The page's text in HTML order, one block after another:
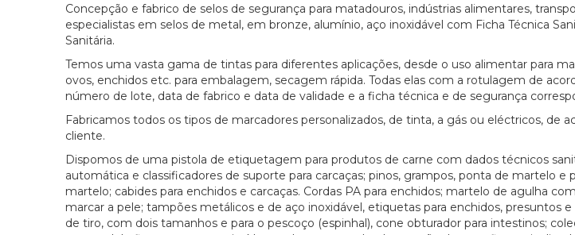
Concepção e fabrico de selos de segurança para matadouros, indústrias alimentares,
especialistas em selos de metal, em bronze, alumínio, aço inoxidável com Ficha Técnica
Sanitária.
Temos uma vasta gama de tintas para diferentes aplicações, desde o uso alimentar para
ovos, enchidos etc. para embalagem, secagem rápida. Todas elas com a rotulagem de
número de lote, data de fabrico e data de validade e a ficha técnica e de segurança
Fabricamos todos os tipos de marcadores personalizados, de tinta, a gás ou eléctricos, de
cliente.
Dispomos de uma pistola de etiquetagem para produtos de carne com dados técnicos
automática e classificadores de suporte para carcaças; pinos, grampos, ponta de martelo e
martelo; cabides para enchidos e carcaças. Cordas PA para enchidos; martelo de agulha
marcar a pele; tampões metálicos e de aço inoxidável, etiquetas para enchidos, presuntos
de tiro, com dois tamanhos e para o pescoço (espinhal), cone obturador para intestinos;